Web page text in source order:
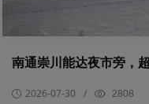
南通崇川能达夜市旁，
2026-07-30 / 2808